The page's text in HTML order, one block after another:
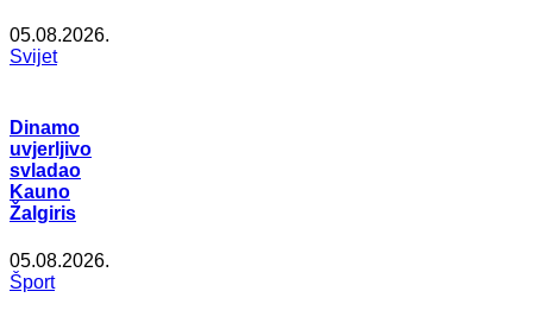
05.08.2026.
Svijet
Dinamo
uvjerljivo
svladao
Kauno
Žalgiris
05.08.2026.
Šport